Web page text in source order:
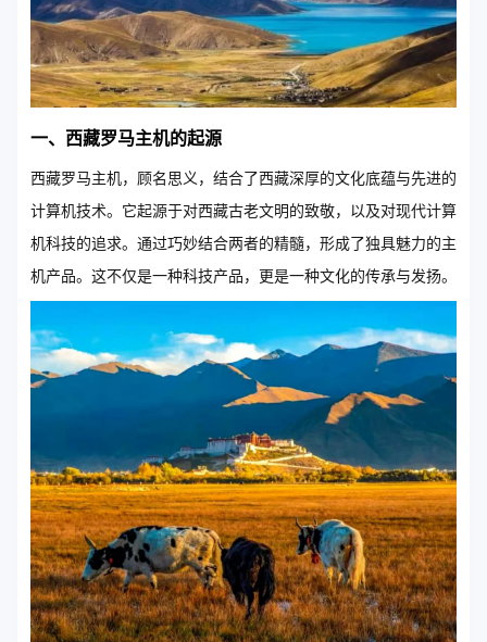
一、西藏罗马主机的起源
西藏罗马主机，顾名思义，结合了西藏深厚的文化底蕴与先进的
计算机技术。它起源于对西藏古老文明的致敬，以及对现代计算
机科技的追求。通过巧妙结合两者的精髓，形成了独具魅力的主
机产品。这不仅是一种科技产品，更是一种文化的传承与发扬。